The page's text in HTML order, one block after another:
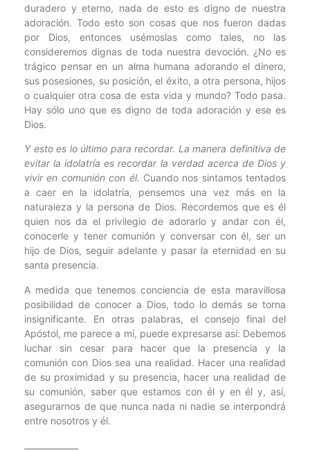
duradero y eterno, nada de esto es digno de nuestra
adoración. Todo esto son cosas que nos fueron dadas
por Dios, entonces usémoslas como tales, no las
consideremos dignas de toda nuestra devoción. ¿No es
trágico pensar en un alma humana adorando el dinero,
sus posesiones, su posición, el éxito, a otra persona, hijos
o cualquier otra cosa de esta vida y mundo? Todo pasa.
Hay sólo uno que es digno de toda adoración y ese es
Dios.
Y esto es lo último para recordar. La manera definitiva de
evitar la idolatría es recordar la verdad acerca de Dios y
vivir en comunión con él. Cuando nos sintamos tentados
a caer en la idolatría, pensemos una vez más en la
naturaleza y la persona de Dios. Recordemos que es él
quien nos da el privilegio de adorarlo y andar con él,
conocerle y tener comunión y conversar con él, ser un
hijo de Dios, seguir adelante y pasar la eternidad en su
santa presencia.
A medida que tenemos conciencia de esta maravillosa
posibilidad de conocer a Dios, todo lo demás se torna
insignificante. En otras palabras, el consejo final del
Apóstol, me parece a mí, puede expresarse así: Debemos
luchar sin cesar para hacer que la presencia y la
comunión con Dios sea una realidad. Hacer una realidad
de su proximidad y su presencia, hacer una realidad de
su comunión, saber que estamos con él y en él y, así,
asegurarnos de que nunca nada ni nadie se interpondrá
entre nosotros y él.